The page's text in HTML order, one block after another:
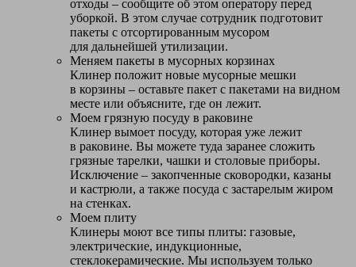
отходы – сообщите об этом оператору перед
уборкой. В этом случае сотрудник подготовит
пакеты с отсортированным мусором
для дальнейшей утилизации.
Меняем пакеты в мусорных корзинах
Клинер положит новые мусорные мешки
в корзины – оставьте пакет с пакетами на видном
месте или объясните, где он лежит.
Моем грязную посуду в раковине
Клинер вымоет посуду, которая уже лежит
в раковине. Вы можете туда заранее сложить
грязные тарелки, чашки и столовые приборы.
Исключение – закопченные сковородки, казаны
и кастрюли, а также посуда с застарелым жиром
на стенках.
Моем плиту
Клинеры моют все типы плиты: газовые,
электрические, индукционные,
стеклокерамические. Мы используем только